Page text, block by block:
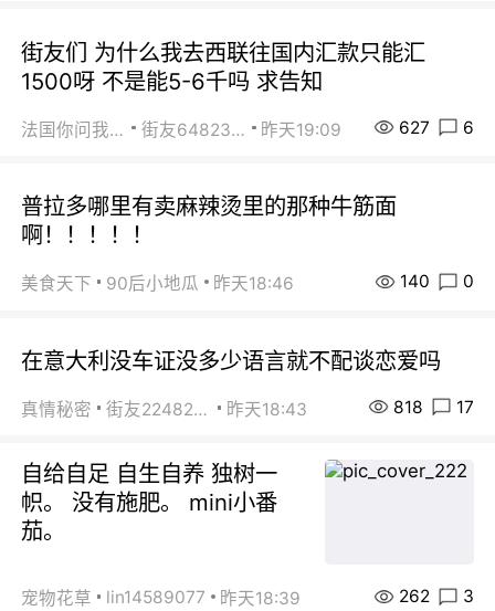
街友们 为什么我去西联往国内汇款只能汇
1500呀 不是能5-6千吗 求告知
法国你问我答 街友64823891 昨天19:09 627 6
普拉多哪里有卖麻辣烫里的那种牛筋面
啊！！！！！
美食天下 90后小地瓜 昨天18:46 140 0
在意大利没车证没多少语言就不配谈恋爱吗
真情秘密 街友22482465 昨天18:43 818 17
自给自足 自生自养 独树一
帜。 没有施肥。 mini小番
茄。
宠物花草 lin14589077 昨天18:39 262 3